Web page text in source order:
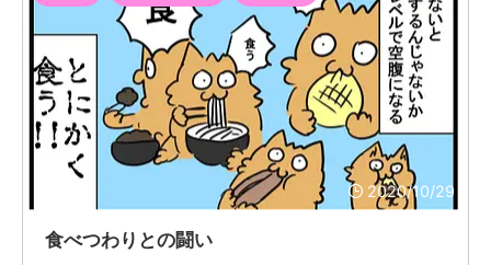
2020/10/29
食べつわりとの闘い